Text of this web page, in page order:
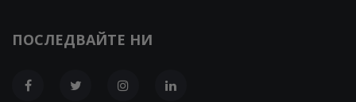
ПОСЛЕДВАЙТЕ НИ